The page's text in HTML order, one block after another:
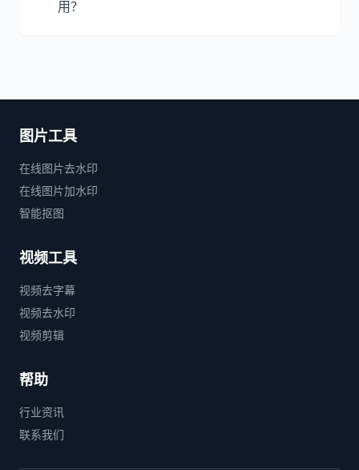
用？
图片工具
在线图片去水印
在线图片加水印
智能抠图
视频工具
视频去字幕
视频去水印
视频剪辑
帮助
行业资讯
联系我们